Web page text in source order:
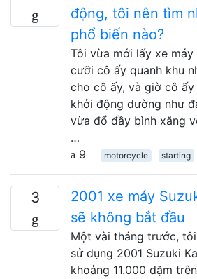
động, tôi nên tìm
phổ biến nào?
Tôi vừa mới lấy xe
cưỡi cô ấy quanh khu
cho cô ấy, và giờ cô
khởi động dường như
vừa đổ đầy bình xăng
…
9
motorcycle starting
3
2001 xe máy
sẽ không bắt đầu
Một vài tháng trước,
sử dụng 2001 Suzuki
khoảng 11.000 dặm